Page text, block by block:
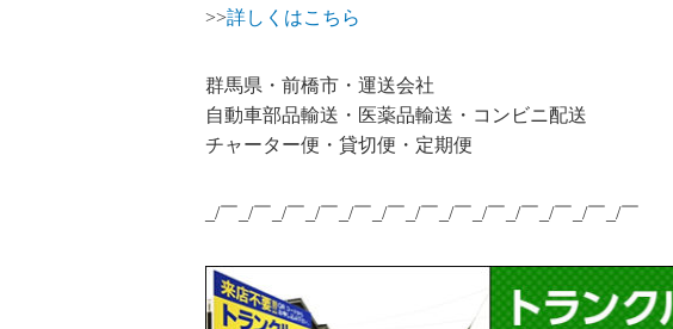
>>詳しくはこちら
群馬県・前橋市・運送会社
自動車部品輸送・医薬品輸送・コンビニ配送
チャーター便・貸切便・定期便
_/￣_/￣_/￣_/￣_/￣_/￣_/￣_/￣_/￣_/￣_/￣_/￣_/￣